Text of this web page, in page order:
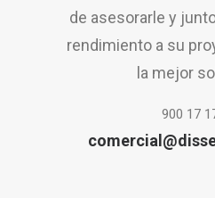
de asesorarle y
rendimiento a su
la mejor
900 17